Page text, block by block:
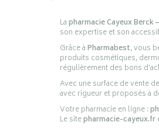
Lapharmacie Cayeux Berck
son expertise et son
Grâce àPharmabest, vous
produits cosmétiques,
régulièrement des bons
Avec une surface de vente de
avec rigueur et proposés à
Votre pharmacie en ligne :
Le sitepharmacie-cayeux.fr